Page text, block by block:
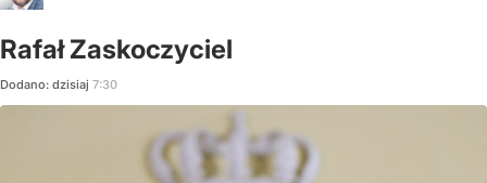
Rafał Zaskoczyciel
Dodano: dzisiaj 7:30